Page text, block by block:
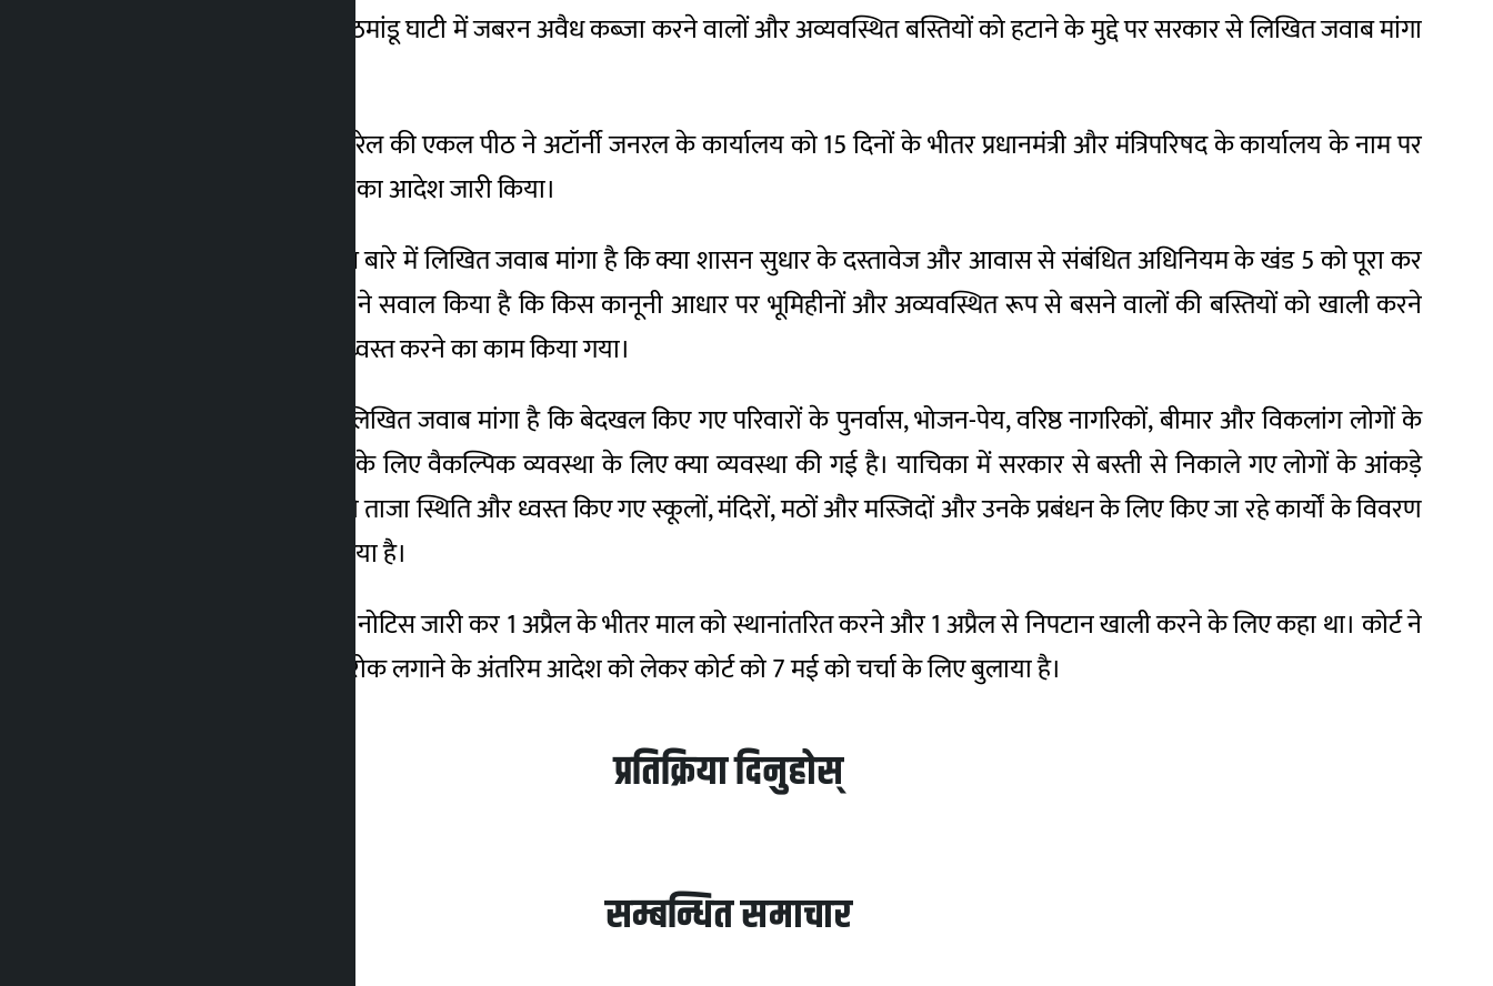
काठमांडू। सुप्रीम कोर्ट ने काठमांडू घाटी में जबरन अवैध कब्जा करने वालों और अव्यवस्थित बस्तियों को हटाने के मुद्दे पर सरकार से लिखित जवाब मांगा
न्यायमूर्ति सुनील कुमार पोखरेल की एकल पीठ ने अटॉर्नी जनरल के कार्यालय को 15 दिनों के भीतर प्रधानमंत्री और मंत्रिपरिषद के कार्यालय के नाम पर
लिखित जवाब दाखिल करने का आदेश जारी किया।
सुप्रीम कोर्ट ने सरकार से इस बारे में लिखित जवाब मांगा है कि क्या शासन सुधार के दस्तावेज और आवास से संबंधित अधिनियम के खंड 5 को पूरा कर
लिया गया है। शीर्ष अदालत ने सवाल किया है कि किस कानूनी आधार पर भूमिहीनों और अव्यवस्थित रूप से बसने वालों की बस्तियों को खाली करने
और घरों और झोपड़ियों को ध्वस्त करने का काम किया गया।
इसी तरह, शीर्ष अदालत ने लिखित जवाब मांगा है कि बेदखल किए गए परिवारों के पुनर्वास, भोजन-पेय, वरिष्ठ नागरिकों, बीमार और विकलांग लोगों के
इलाज और बच्चों की शिक्षा के लिए वैकल्पिक व्यवस्था के लिए क्या व्यवस्था की गई है। याचिका में सरकार से बस्ती से निकाले गए लोगों के आंकड़े
एकत्र करने और सत्यापन की ताजा स्थिति और ध्वस्त किए गए स्कूलों, मंदिरों, मठों और मस्जिदों और उनके प्रबंधन के लिए किए जा रहे कार्यों के विवरण
पर भी लिखित जवाब मांगा गया है।
सरकार ने 30 अप्रैल को एक नोटिस जारी कर 1 अप्रैल के भीतर माल को स्थानांतरित करने और 1 अप्रैल से निपटान खाली करने के लिए कहा था। कोर्ट ने
बस्तियों को खाली करने पर रोक लगाने के अंतरिम आदेश को लेकर कोर्ट को 7 मई को चर्चा के लिए बुलाया है।
प्रतिक्रिया दिनुहोस्
सम्बन्धित समाचार